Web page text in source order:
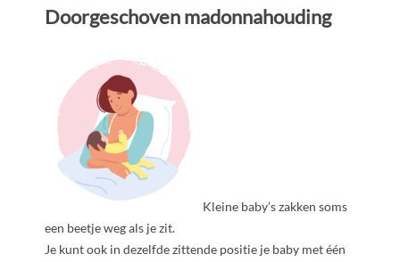
Doorgeschoven madonnahouding
Kleine baby’s zakken soms
een beetje weg als je zit.
Je kunt ook in dezelfde zittende positie je baby met één